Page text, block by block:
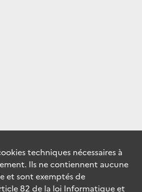
techniques nécessaires à
Ils ne contiennent aucune
et sont exemptés de
82 de la loi Informatique et